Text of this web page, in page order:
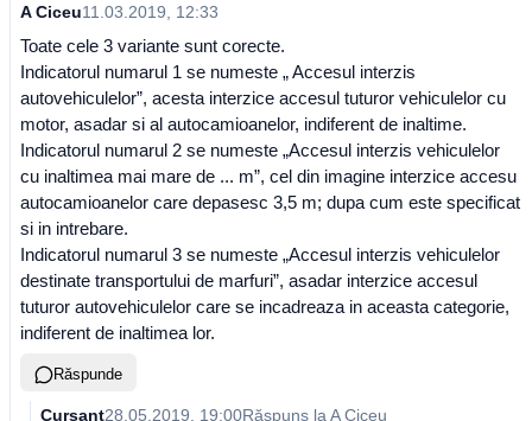
A Ciceu11.03.2019, 12:33
Toate cele 3 variante sunt corecte.
Indicatorul numarul 1 se numeste „ Accesul interzis
autovehiculelor”, acesta interzice accesul tuturor vehiculelor cu
motor, asadar si al autocamioanelor, indiferent de inaltime.
Indicatorul numarul 2 se numeste „Accesul interzis vehiculelor
cu inaltimea mai mare de ... m”, cel din imagine interzice accesu
autocamioanelor care depasesc 3,5 m; dupa cum este specificat
si in intrebare.
Indicatorul numarul 3 se numeste „Accesul interzis vehiculelor
destinate transportului de marfuri”, asadar interzice accesul
tuturor autovehiculelor care se incadreaza in aceasta categorie,
indiferent de inaltimea lor.
Răspunde
Cursant28.05.2019, 19:00Răspuns la A Ciceu